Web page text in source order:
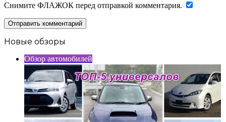
Снимите ФЛАЖОК перед отправкой комментария.
Новые обзоры
Обзор автомобилей